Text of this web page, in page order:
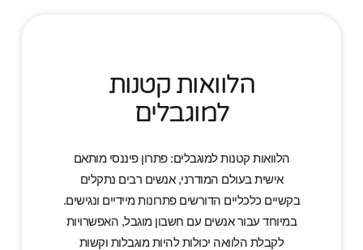
הלוואות קטנות
למוגבלים
הלוואות קטנות למוגבלים: פתרון פיננסי מותאם
אישית בעולם המודרני, אנשים רבים נתקלים
בקשיים כלכליים הדורשים פתרונות מיידיים ונגישים.
במיוחד עבור אנשים עם חשבון מוגבל, האפשרויות
לקבלת הלוואה יכולות להיות מוגבלות וקשות